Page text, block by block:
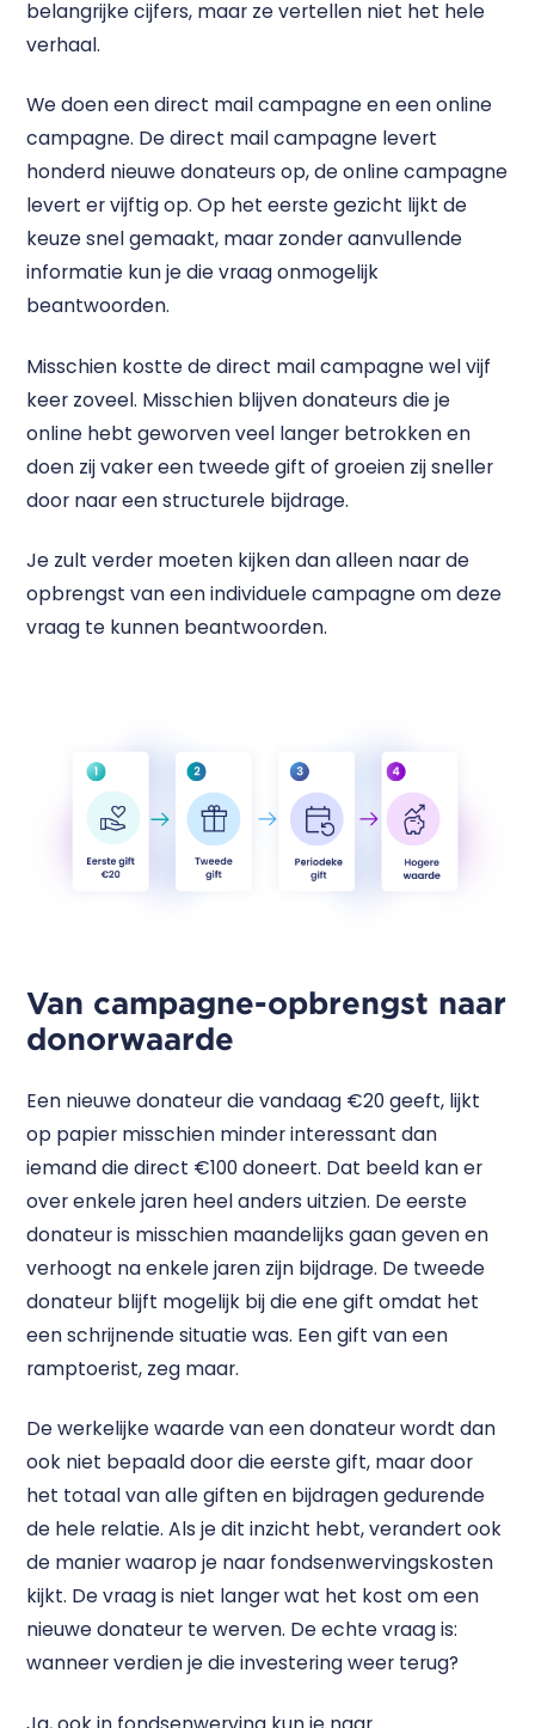
belangrijke cijfers, maar ze vertellen niet het hele
verhaal.
We doen een direct mail campagne en een online
campagne. De direct mail campagne levert
honderd nieuwe donateurs op, de online campagne
levert er vijftig op. Op het eerste gezicht lijkt de
keuze snel gemaakt, maar zonder aanvullende
informatie kun je die vraag onmogelijk
beantwoorden.
Misschien kostte de direct mail campagne wel vijf
keer zoveel. Misschien blijven donateurs die je
online hebt geworven veel langer betrokken en
doen zij vaker een tweede gift of groeien zij sneller
door naar een structurele bijdrage.
Je zult verder moeten kijken dan alleen naar de
opbrengst van een individuele campagne om deze
vraag te kunnen beantwoorden.
Van campagne-opbrengst naar
donorwaarde
Een nieuwe donateur die vandaag €20 geeft, lijkt
op papier misschien minder interessant dan
iemand die direct €100 doneert. Dat beeld kan er
over enkele jaren heel anders uitzien. De eerste
donateur is misschien maandelijks gaan geven en
verhoogt na enkele jaren zijn bijdrage. De tweede
donateur blijft mogelijk bij die ene gift omdat het
een schrijnende situatie was. Een gift van een
ramptoerist, zeg maar.
De werkelijke waarde van een donateur wordt dan
ook niet bepaald door die eerste gift, maar door
het totaal van alle giften en bijdragen gedurende
de hele relatie. Als je dit inzicht hebt, verandert ook
de manier waarop je naar fondsenwervingskosten
kijkt. De vraag is niet langer wat het kost om een
nieuwe donateur te werven. De echte vraag is:
wanneer verdien je die investering weer terug?